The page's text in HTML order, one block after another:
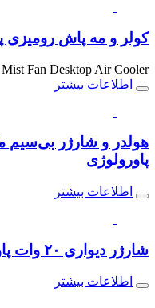
کولر و مه پاش رومیزی
Fan Desktop Air Cooler
اطلاعات بیشتر
پاورولوژی
اطلاعات بیشتر
شارژر دیواری ۲۰ وات پاورولوژی
اطلاعات بیشتر